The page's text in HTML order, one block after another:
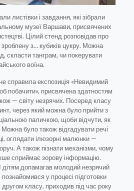
листівки і завдання, які зібрали
музеї Варшави, присвячених
Цілий стенд розповідав про
зроблену з… кубиків цукру. Можна
скласти танграм, чи покерувати
воїна.
справила експозиція «Невидимий
побачити», присвячена здатностям
— світу незрячих. Посеред класу
через який можна було прийти з
паличкою, щоби відчути, як
було також відгадувати речі
оглядати ілюзорні малюнки —
А також пізнати механізми, чому
сприймає зорову інформацію.
дітям допамагав молодий незрячий
у процесі підготовки
класу, приходив під час року